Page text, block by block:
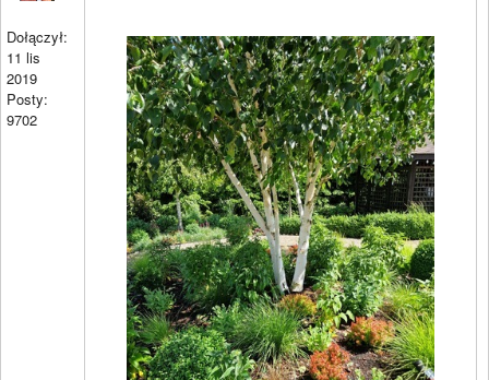
Dołączył:
11 lis
2019
Posty:
9702